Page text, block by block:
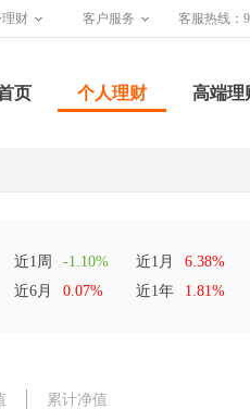
理财 客户服务 客服热线：
页 个人理财 高端理
近1周 -1.10% 近1月
6.38%
近6月
0.07% 近1年 1.81%
累计净值